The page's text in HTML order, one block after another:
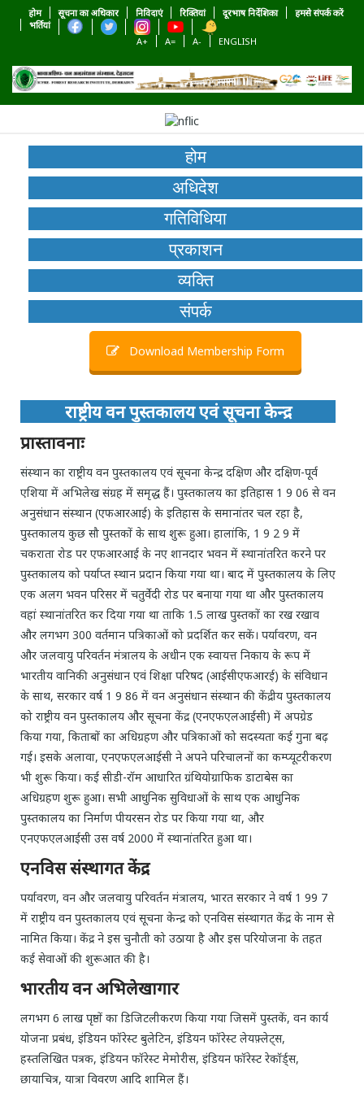
होम सूचना का अधिकार निविदाएं रिक्तियां दूरभाष निर्देशिका
हमसे संपर्क करें
भर्तियां
A+
A= A- ENGLISH
होम
अधिदेश
गतिविधिया
प्रकाशन
व्यक्ति
संपर्क
Download Membership Form
राष्ट्रीय वन पुस्तकालय एवं सूचना केन्द्र
प्रास्तावनाः
संस्थान का राष्ट्रीय वन पुस्तकालय एवं सूचना केन्द्र दक्षिण और दक्षिण-पूर्व
एशिया में अभिलेख संग्रह में समृद्ध हैं। पुस्तकालय का इतिहास 1 9 06 से वन
अनुसंधान संस्थान (एफआरआई) के इतिहास के समानांतर चल रहा है,
पुस्तकालय कुछ सौ पुस्तकों के साथ शुरू हुआ। हालांकि, 1 9 2 9 में
चकराता रोड पर एफआरआई के नए शानदार भवन में स्थानांतरित करने पर
पुस्तकालय को पर्याप्त स्थान प्रदान किया गया था। बाद में पुस्तकालय के लिए
एक अलग भवन परिसर में चतुर्वेदी रोड पर बनाया गया था और पुस्तकालय
वहां स्थानांतरित कर दिया गया था ताकि 1.5 लाख पुस्तकों का रख रखाव
और लगभग 300 वर्तमान पत्रिकाओं को प्रदर्शित कर सकें। पर्यावरण, वन
और जलवायु परिवर्तन मंत्रालय के अधीन एक स्वायत्त निकाय के रूप में
भारतीय वानिकी अनुसंधान एवं शिक्षा परिषद (आईसीएफआरई) के संविधान
के साथ, सरकार वर्ष 1 9 86 में वन अनुसंधान संस्थान की केंद्रीय पुस्तकालय
को राष्ट्रीय वन पुस्तकालय और सूचना केंद्र (एनएफएलआईसी) में अपग्रेड
किया गया, किताबों का अधिग्रहण और पत्रिकाओं को सदस्यता कई गुना बढ़
गई। इसके अलावा, एनएफएलआईसी ने अपने परिचालनों का कम्प्यूटरीकरण
भी शुरू किया। कई सीडी-रॉम आधारित ग्रंथियोग्राफिक डाटाबेस का
अधिग्रहण शुरू हुआ। सभी आधुनिक सुविधाओं के साथ एक आधुनिक
पुस्तकालय का निर्माण पीयरसन रोड पर किया गया था, और
एनएफएलआईसी उस वर्ष 2000 में स्थानांतरित हुआ था।
एनविस संस्थागत केंद्र
पर्यावरण, वन और जलवायु परिवर्तन मंत्रालय, भारत सरकार ने वर्ष 1 99 7
में राष्ट्रीय वन पुस्तकालय एवं सूचना केन्द्र को एनविस संस्थागत केंद्र के नाम से
नामित किया। केंद्र ने इस चुनौती को उठाया है और इस परियोजना के तहत
कई सेवाओं की शुरूआत की है।
भारतीय वन अभिलेखागार
लगभग 6 लाख पृष्ठों का डिजिटलीकरण किया गया जिसमें पुस्तकें, वन कार्य
योजना प्रबंध, इंडियन फॉरेस्ट बुलेटिन, इंडियन फॉरेस्ट लेयफ़्लेट्स,
हस्तलिखित पत्रक, इंडियन फॉरेस्ट मेमोरीस, इंडियन फॉरेस्ट रेकॉर्ड्स,
छायाचित्र, यात्रा विवरण आदि शामिल हैं।